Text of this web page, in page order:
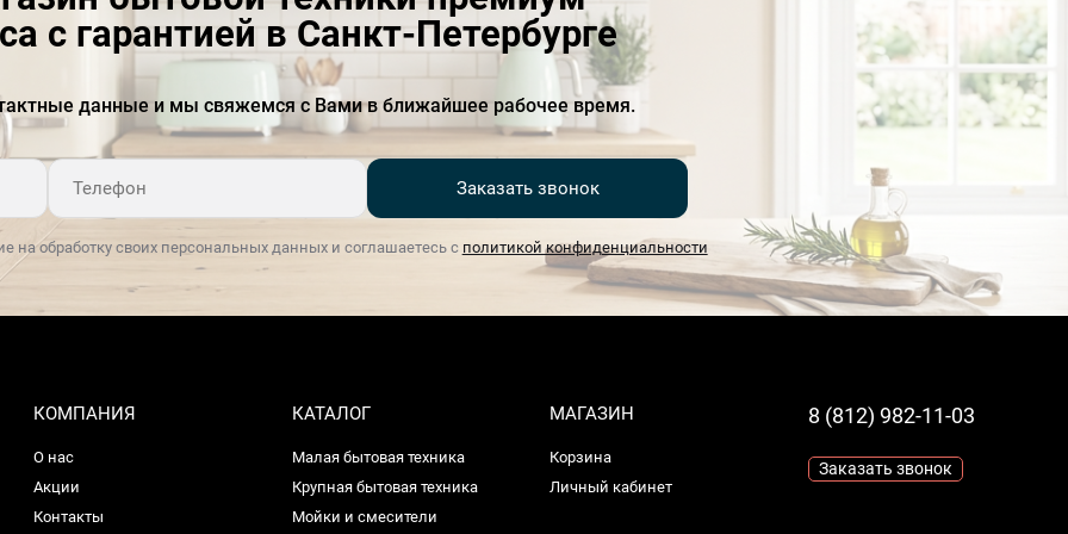
HygienePlus есть
есть
Блокировка от детей Есть
Быстрая Есть
Частота тока, Гц
Цвет панели управления нержавеющая сталь
Дисплей
Длина подводящего
янв.65
Длина сетевого кабеля, м янв.75
Двигатель инверторный EcoSilence
с гарантией в Санкт-Петербурге
данные и мы свяжемся с Вами в ближайшее рабочее время.
Заказать звонок
на обработку своих персональных данных и соглашаетесь с политикой конфиденциальности
КОМПАНИЯ
О нас
Акции
Контакты
КАТАЛОГ
Малая бытовая техника
Крупная бытовая техника
Мойки и смесители
МАГАЗИН
Корзина
Личный кабинет
8 (812) 982-11-03
Заказать звонок